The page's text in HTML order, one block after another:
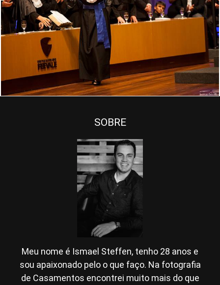
1743
SOBRE
Meu nome é Ismael Steffen, tenho 28 anos e
sou apaixonado pelo o que faço. Na fotografia
de Casamentos encontrei muito mais do que